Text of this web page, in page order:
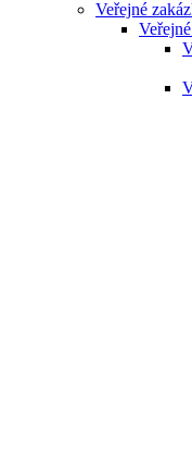
Veřejné